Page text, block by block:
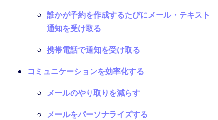
誰かが予約を作成するたびにメール・テキスト
通知を受け取る
携帯電話で通知を受け取る
コミュニケーションを効率化する
メールのやり取りを減らす
メールをパーソナライズする